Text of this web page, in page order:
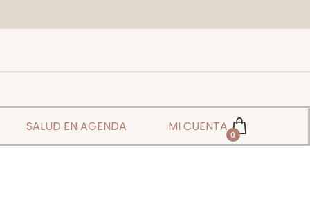
SALUD EN AGENDA MI CUENTA
0